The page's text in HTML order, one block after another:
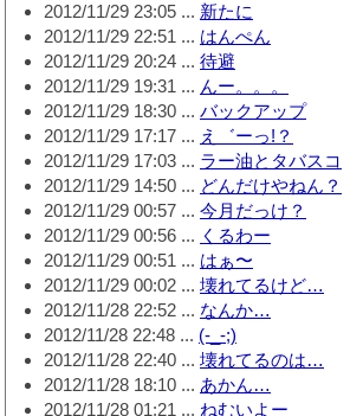
2012/11/29 23:05 ... 新たに
2012/11/29 22:51 ... はんぺん
2012/11/29 20:24 ... 待避
2012/11/29 19:31 ... んー。。。
2012/11/29 18:30 ... バックアップ
2012/11/29 17:17 ... え゛ーっ!？
2012/11/29 17:03 ... ラー油とタバスコ
2012/11/29 14:50 ... どんだけやねん？
2012/11/29 00:57 ... 今月だっけ？
2012/11/29 00:56 ... くるわー
2012/11/29 00:51 ... はぁ〜
2012/11/29 00:02 ... 壊れてるけど…
2012/11/28 22:52 ... なんか…
2012/11/28 22:48 ... (-_-;)
2012/11/28 22:40 ... 壊れてるのは…
2012/11/28 18:10 ... あかん…
2012/11/28 01:21 ... ねむいよー